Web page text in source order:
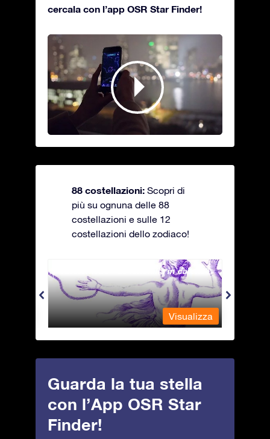
cercala con l’app OSR Star Finder!
88 costellazioni: Scopri di
più su ognuna delle 88
costellazioni e sulle 12
costellazioni dello zodiaco!
Andromeda - La fanciulla in catene
Visualizza
Guarda la tua stella
con l’App OSR Star
Finder!